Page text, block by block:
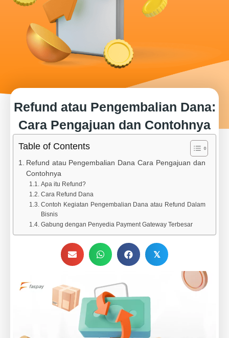
Refund atau Pengembalian Dana:
Cara Pengajuan dan Contohnya
Table of Contents
Refund atau Pengembalian Dana Cara Pengajuan dan
Contohnya
Apa itu Refund?
Cara Refund Dana
Contoh Kegiatan Pengembalian Dana atau Refund Dalam
Bisnis
Gabung dengan Penyedia Payment Gateway Terbesar
𝕏